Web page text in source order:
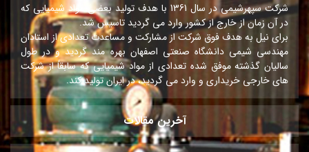
شرکت سپهرشیمی در سال 1361 با هدف تولید بعضی مواد شیمیایی که
در آن زمان از خارج از کشور وارد می گردید تاسیس شد.
برای نیل به هدف فوق شرکت از مشارکت و مساعدت تعدادی از استادان
مهندسی شیمی دانشگاه صنعتی اصفهان بهره مند گردید و در طول
سالیان گذشته موفق شده تعدادی از مواد شیمیایی که سابقاً از شرکت
های خارجی خریداری و وارد می گردید، در ایران تولید کند.
آخرین مقالات